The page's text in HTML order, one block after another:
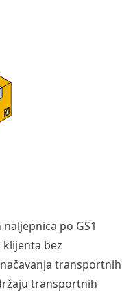
po GS1
bez
transportnih
transportnih